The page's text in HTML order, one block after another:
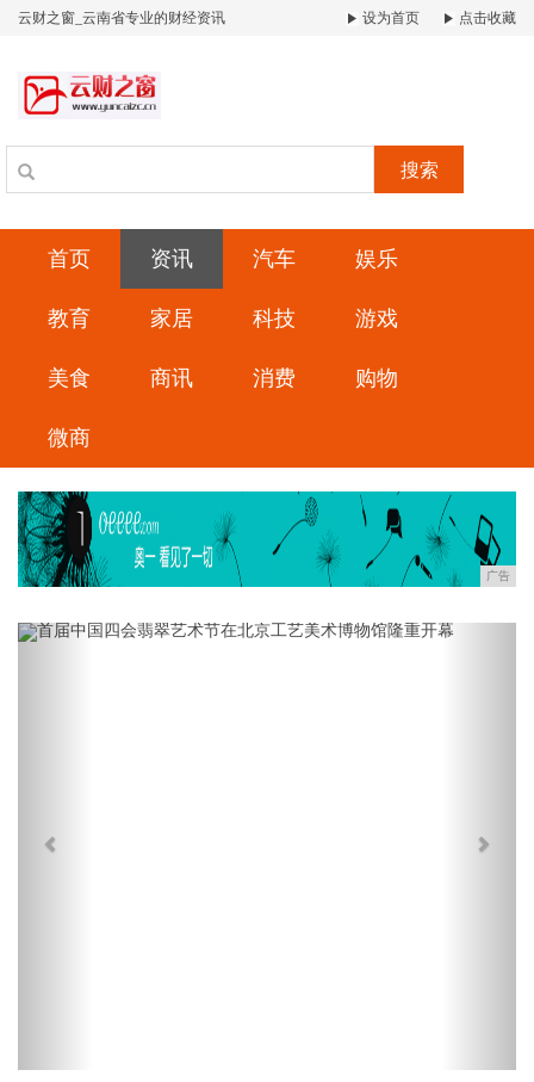
云财之窗_云南省专业的财经资讯 设为首页 点击收藏
搜索
首页 资讯 汽车 娱乐
教育 家居 科技 游戏
美食 商讯 消费 购物
微商
广告
Previous